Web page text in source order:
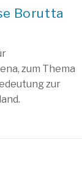
Borutta
zum Thema
zur